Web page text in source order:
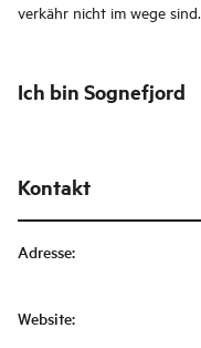
verkähr nicht im wege sind.
Ich bin Sognefjord
Kontakt
Adresse:
Website: